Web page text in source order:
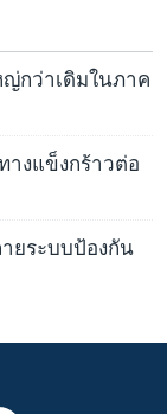
ญ่กว่าเดิมในภาค
างแข็งกร้าวต่อ
ยระบบป้องกัน